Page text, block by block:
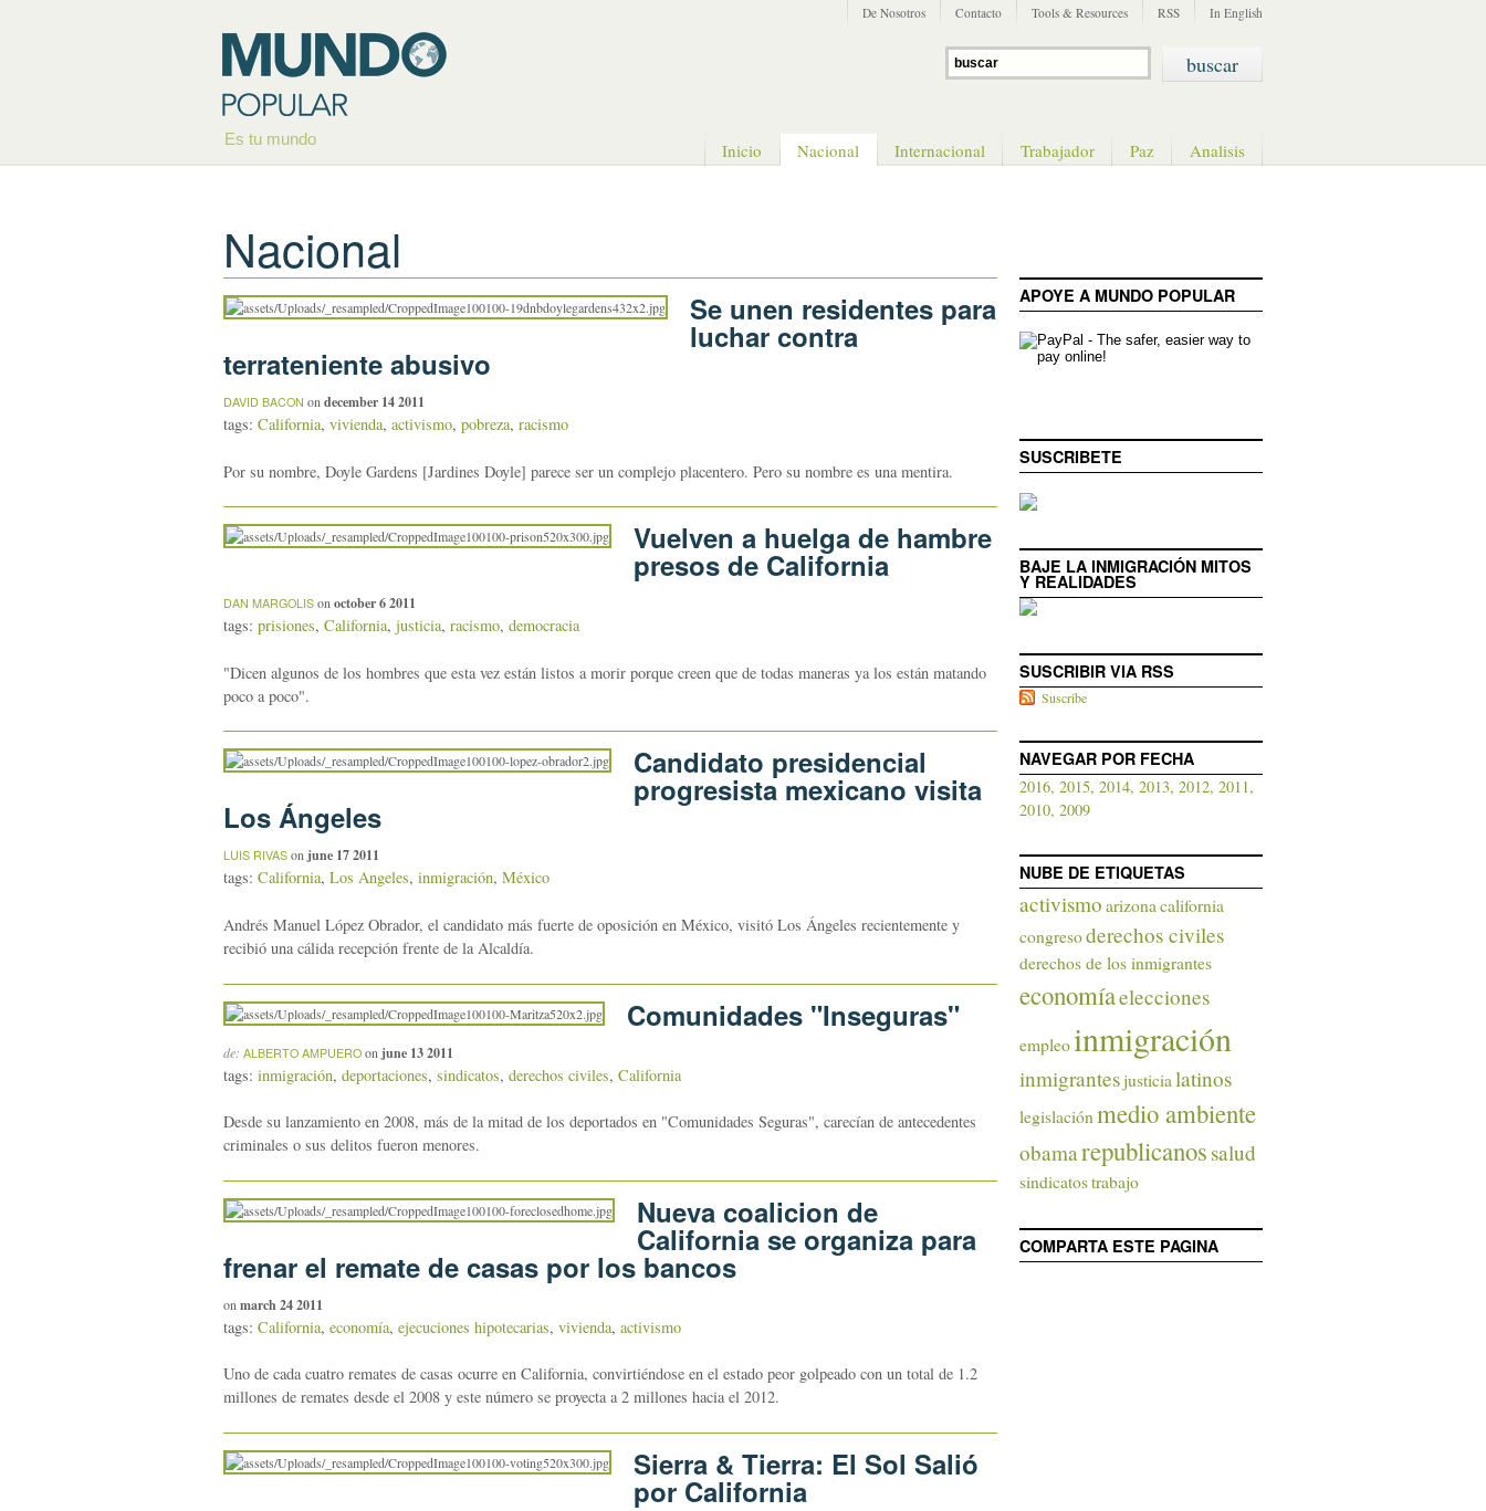
Es tu mundo
De Nosotros Contacto Tools & Resources RSS In English
Inicio Nacional Internacional Trabajador Paz Analisis
Nacional
Se unen residentes para
luchar contra
terrateniente abusivo
DAVID BACON on december 14 2011
tags: California, vivienda, activismo, pobreza, racismo
Por su nombre, Doyle Gardens [Jardines Doyle] parece ser un complejo placentero. Pero su nombre es una mentira.
Vuelven a huelga de hambre
presos de California
DAN MARGOLIS on october 6 2011
tags: prisiones, California, justicia, racismo, democracia
"Dicen algunos de los hombres que esta vez están listos a morir porque creen que de todas maneras ya los están matando
poco a poco".
Candidato presidencial
progresista mexicano visita
Los Ángeles
LUIS RIVAS on june 17 2011
tags: California, Los Angeles, inmigración, México
Andrés Manuel López Obrador, el candidato más fuerte de oposición en México, visitó Los Ángeles recientemente y
recibió una cálida recepción frente de la Alcaldía.
Comunidades "Inseguras"
de: ALBERTO AMPUERO on june 13 2011
tags: inmigración, deportaciones, sindicatos, derechos civiles, California
Desde su lanzamiento en 2008, más de la mitad de los deportados en "Comunidades Seguras", carecían de antecedentes
criminales o sus delitos fueron menores.
Nueva coalicion de
California se organiza para
frenar el remate de casas por los bancos
on march 24 2011
tags: California, economía, ejecuciones hipotecarias, vivienda, activismo
Uno de cada cuatro remates de casas ocurre en California, convirtiéndose en el estado peor golpeado con un total de 1.2
millones de remates desde el 2008 y este número se proyecta a 2 millones hacia el 2012.
Sierra & Tierra: El Sol Salió
por California
APOYE A MUNDO POPULAR
SUSCRIBETE
BAJE LA INMIGRACIÓN MITOS
Y REALIDADES
SUSCRIBIR VIA RSS
Suscribe
NAVEGAR POR FECHA
2016, 2015, 2014, 2013, 2012, 2011,
2010, 2009
NUBE DE ETIQUETAS
activismo arizonacalifornia
congresoderechos civiles
derechos de los inmigrantes
economíaelecciones
empleoinmigración
inmigrantesjusticialatinos
legislaciónmedio ambiente
obamarepublicanos salud
sindicatostrabajo
COMPARTA ESTE PAGINA